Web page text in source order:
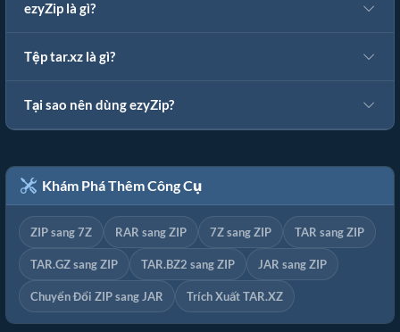
ezyZip là gì?
Tệp tar.xz là gì?
Tại sao nên dùng ezyZip?
Khám Phá Thêm Công Cụ
ZIP sang 7Z RAR sang ZIP 7Z sang ZIP TAR sang ZIP
TAR.GZ sang ZIP TAR.BZ2 sang ZIP JAR sang ZIP
Chuyển Đổi ZIP sang JAR Trích Xuất TAR.XZ